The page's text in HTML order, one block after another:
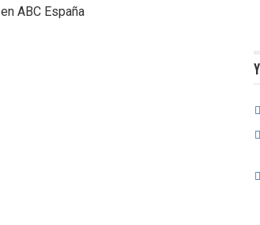
en ABC España